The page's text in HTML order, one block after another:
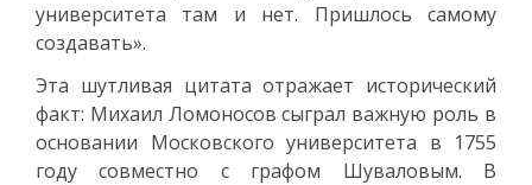
университета там и нет. Пришлось самому
создавать».
Эта шутливая цитата отражает исторический
факт: Михаил Ломоносов сыграл важную роль в
основании Московского университета в 1755
году совместно с графом Шуваловым. В